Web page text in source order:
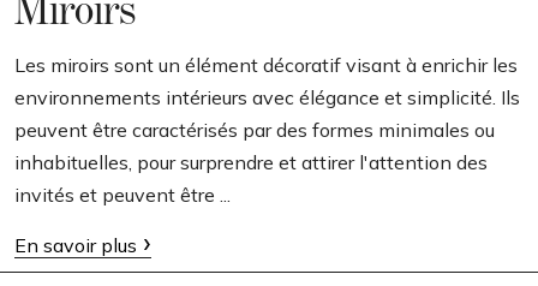
i
g
a
t
n
Miroirs
Les miroirs sont un élément décoratif visant à enrichir les
environnements intérieurs avec élégance et simplicité. Ils
peuvent être caractérisés par des formes minimales ou
inhabituelles, pour surprendre et attirer l'attention des
invités et peuvent être ...
En savoir plus